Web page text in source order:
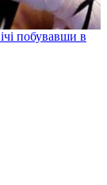
побувавши в